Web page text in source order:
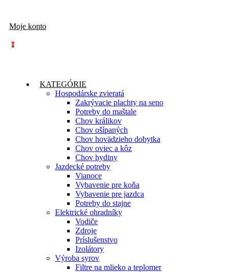
Moje konto
0
KATEGÓRIE
Hospodárske zvieratá
Zakrývacie plachty na seno
Potreby do maštale
Chov králikov
Chov ošípaných
Chov hovädzieho dobytka
Chov oviec a kôz
Chov hydiny
Jazdecké potreby
Vianoce
Vybavenie pre koňa
Vybavenie pre jazdca
Potreby do stajne
Elektrické ohradníky
Vodiče
Zdroje
Príslušenstvo
Izolátory
Výroba syrov
Filtre na mlieko a teplomer